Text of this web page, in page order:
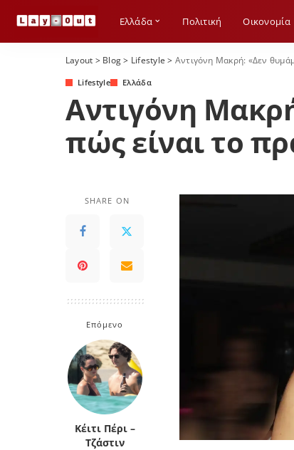
Ελλάδα
Ανατολική Μακεδονία
Βόρειο Αιγαίο
Δυτ. Μακεδονια
Θράκη
Στερεά Ελλάδα
Κεντρική Μακεδονία
Κρήτη
Κυκλάδες
Πελοπόννησος
Πολιτική Οικονομία
Τοπικά Νέα
Ανατολική Μακεδονία
Βόρειο Αιγαίο
Δυτ. Μακεδονια
Δωδεκάνησα
Ήπειρος
Θράκη
Κεντρική Μακεδονία
Πελοπόννησος
Layout > Blog> Lifestyle > Αντιγόνη Μακρή: «Δεν
Lifestyle Ελλάδα
Αντιγόνη
πώς είναι το
SHARE ON
Επόμενο
Κέιτι Πέρι –
Τζάστιν